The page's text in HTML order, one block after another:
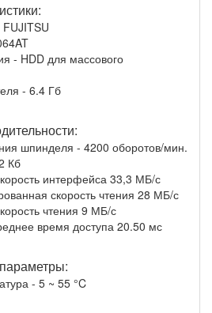
- HDD для массового
- 6.4 Гб
шпинделя - 4200 оборотов/мин.
Кб
интерфейса 33,3 МБ/с
скорость чтения 28 МБ/с
чтения 9 МБ/с
время доступа 20.50 мс
- 5 ~ 55 °C